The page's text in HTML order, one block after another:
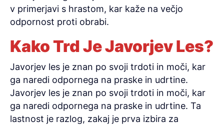
v primerjavi s hrastom, kar kaže na večjo
odpornost proti obrabi.
Kako Trd Je Javorjev Les?
Javorjev les je znan po svoji trdoti in moči, kar
ga naredi odpornega na praske in udrtine.
Javorjev les je znan po svoji trdoti in moči, kar
ga naredi odpornega na praske in udrtine. Ta
lastnost je razlog, zakaj je prva izbira za